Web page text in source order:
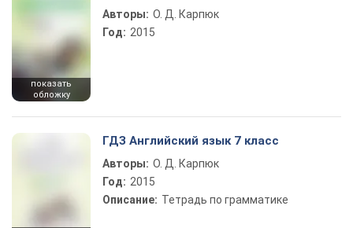
показать
обложку
Авторы: О. Д. Карпюк
Год: 2015
ГДЗ Английский язык 7 класс
Авторы: О. Д. Карпюк
Год: 2015
Описание: Тетрадь по грамматике